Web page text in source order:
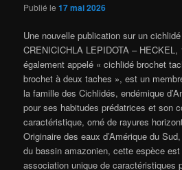
Publié le17 mai 2026
Une nouvelle publication sur un
CRENICICHLA LEPIDOTA –
également appelé « cichlidé brochet
brochet à deux taches », est un
la famille des Cichlidés, endémique
pour ses habitudes prédatrices et son
caractéristique, orné de rayures
Originaire des eaux d’Amérique du
du bassin amazonien, cette espèce
association unique de caractéristiques